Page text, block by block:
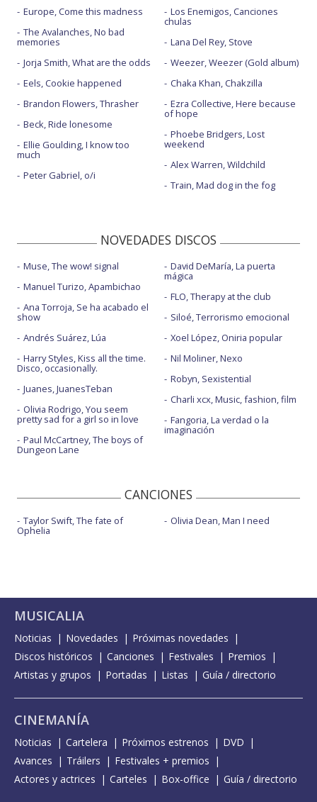
Europe, Come this madness
The Avalanches, No bad
memories
Jorja Smith, What are the odds
Eels, Cookie happened
Brandon Flowers, Thrasher
Beck, Ride lonesome
Ellie Goulding, I know too
much
Peter Gabriel, o/i
Los Enemigos, Canciones
chulas
Lana Del Rey, Stove
Weezer, Weezer (Gold album)
Chaka Khan, Chakzilla
Ezra Collective, Here because
of hope
Phoebe Bridgers, Lost
weekend
Alex Warren, Wildchild
Train, Mad dog in the fog
NOVEDADES DISCOS
Muse, The wow! signal
Manuel Turizo, Apambichao
Ana Torroja, Se ha acabado el
show
Andrés Suárez, Lúa
Harry Styles, Kiss all the time.
Disco, occasionally.
Juanes, JuanesTeban
Olivia Rodrigo, You seem
pretty sad for a girl so in love
Paul McCartney, The boys of
Dungeon Lane
David DeMaría, La puerta
mágica
FLO, Therapy at the club
Siloé, Terrorismo emocional
Xoel López, Oniria popular
Nil Moliner, Nexo
Robyn, Sexistential
Charli xcx, Music, fashion, film
Fangoria, La verdad o la
imaginación
CANCIONES
Taylor Swift, The fate of
Ophelia
Olivia Dean, Man I need
MUSICALIA
Noticias Novedades
Próximas novedades
Discos históricos
Canciones Festivales
Premios
Artistas y grupos
Portadas Listas Guía / directorio
CINEMANÍA
Noticias Cartelera Próximos estrenos
DVD
Avances
Tráilers
Festivales + premios
Actores y actrices
Carteles Box-office Guía / directorio